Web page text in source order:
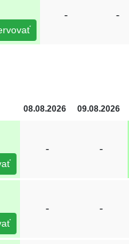
- -
08.08.2026 09.08.2026
- -
- -